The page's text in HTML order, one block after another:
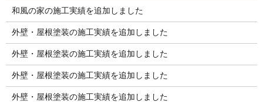
和風の家の施工実績を追加しました
外壁・屋根塗装の施工実績を追加しました
外壁・屋根塗装の施工実績を追加しました
外壁・屋根塗装の施工実績を追加しました
外壁・屋根塗装の施工実績を追加しました